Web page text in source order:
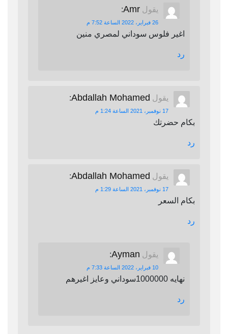
يقول Amr
:
26 فبراير، 2022 الساعة 7:52 م
اغير فلوس سوداني لمصري منين
رد
يقول Abdallah Mohamed
:
17 نوفمبر، 2021 الساعة 1:24 م
بكام حضرتك
رد
يقول Abdallah Mohamed
:
17 نوفمبر، 2021 الساعة 1:29 م
بكام السعر
رد
يقول Ayman
:
10 فبراير، 2022 الساعة 7:33 م
نهايه 1000000سوداني وعايز اغيرهم
رد